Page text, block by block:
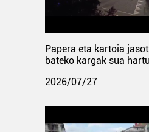
Papera eta kartoia
bateko kargak sua
2026/07/27